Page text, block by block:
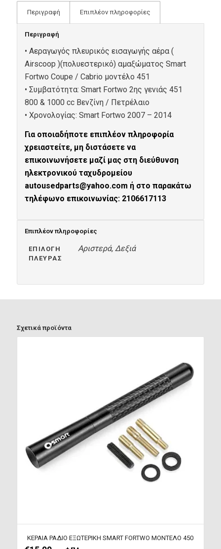
Περιγραφή Επιπλέον πληροφορίες
Περιγραφή
• Αεραγωγός πλευρικός εισαγωγής αέρα (
Airscoop )(πολυεστερικό) αμαξώματος Smart
Fortwo Coupe / Cabrio μοντέλο 451
• Συμβατότητα: Smart Fortwo 2ης γενιάς 451
800 & 1000 cc Βενζίνη / Πετρέλαιο
• Xρονολογίας: Smart Fortwo 2007 – 2014
Για οποιαδήποτε επιπλέον πληροφορία
χρειαστείτε, μη διστάσετε να
επικοινωνήσετε μαζί μας στη διεύθυνση
ηλεκτρονικού ταχυδρομείου
autousedparts@yahoo.com ή στο παρακάτω
τηλέφωνο επικοινωνίας: 2106617113
Επιπλέον πληροφορίες
ΕΠΙΛΟΓΉ
ΠΛΕΥΡΆΣ
Αριστερά, Δεξιά
Σχετικά προϊόντα
ΚΕΡΑΙΑ ΡΑΔΙΟ ΕΞΩΤΕΡΙΚΗ SMART FORTWO ΜΟΝΤΕΛΟ 450